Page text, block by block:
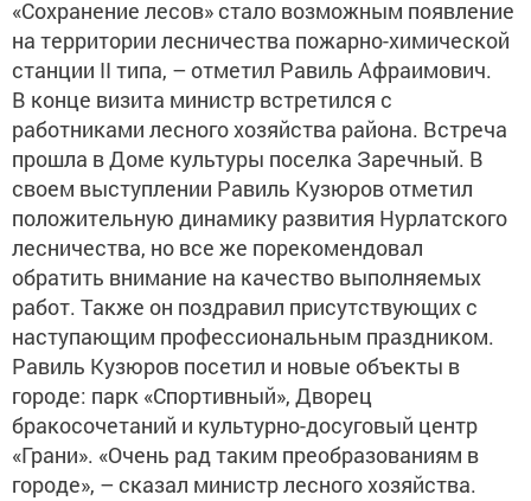
«Сохранение лесов» стало возможным появление
на территории лесничества пожарно-химической
станции II типа, – отметил Равиль Афраимович.
В конце визита министр встретился с
работниками лесного хозяйства района. Встреча
прошла в Доме культуры поселка Заречный. В
своем выступлении Равиль Кузюров отметил
положительную динамику развития Нурлатского
лесничества, но все же порекомендовал
обратить внимание на качество выполняемых
работ. Также он поздравил присутствующих с
наступающим профессиональным праздником.
Равиль Кузюров посетил и новые объекты в
городе: парк «Спортивный», Дворец
бракосочетаний и культурно-досуговый центр
«Грани». «Очень рад таким преобразованиям в
городе», – сказал министр лесного хозяйства.